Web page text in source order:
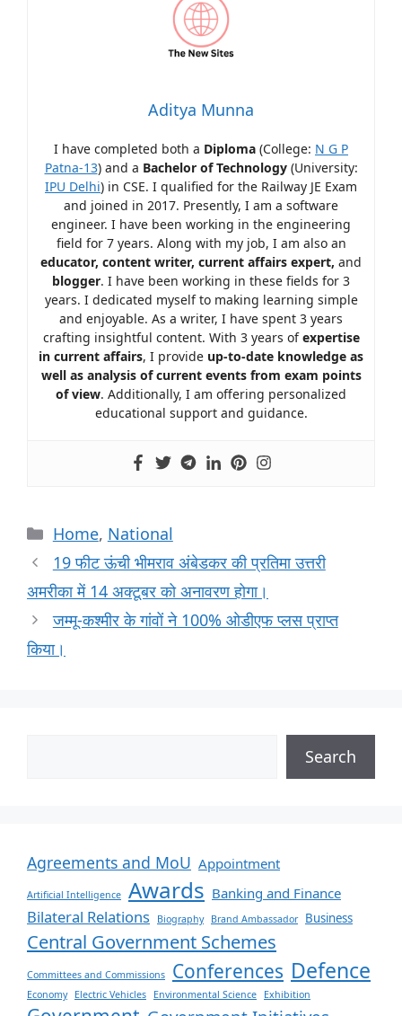
Aditya Munna
I have completed both a Diploma (College: N G P
Patna-13) and a Bachelor of Technology(University:
IPU Delhi) in CSE. I qualified for the Railway JE Exam
and joined in 2017. Presently, I am a software
engineer. I have been working in the engineering
field for 7 years. Along with my job, I am also an
educator, content writer, current affairs expert, and
blogger. I have been working in these fields for 3
years. I dedicated myself to making learning simple
and enjoyable. As a writer, I have spent 3 years
crafting insightful content. With 3 years ofexpertise
in current affairs, I provide up-to-date knowledge as
well as analysis of current events from exam points
of view. Additionally, I am offering personalized
educational support and guidance.
Home, National
19 फीट ऊंची भीमराव अंबेडकर की प्रतिमा उत्तरी
अमरीका में 14 अक्टूबर को अनावरण होगा।
जम्मू-कश्मीर के गांवों ने 100% ओडीएफ प्लस प्राप्त
किया।
Search
Agreements and MoU Appointment
Artificial Intelligence Awards Banking and Finance
Bilateral Relations Biography Brand Ambassador Business
Central Government Schemes
Committees and Commissions Conferences Defence
Economy Electric Vehicles Environmental Science Exhibition